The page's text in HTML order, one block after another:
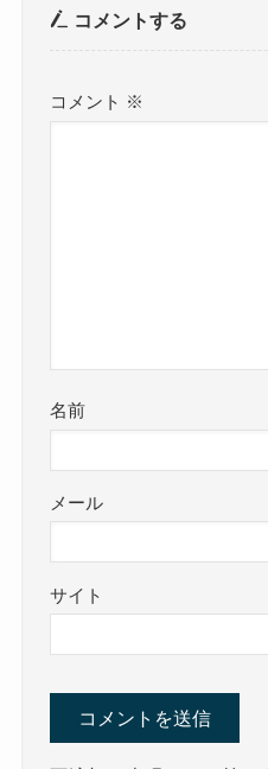
コメントする
コメント ※
名前
メール
サイト